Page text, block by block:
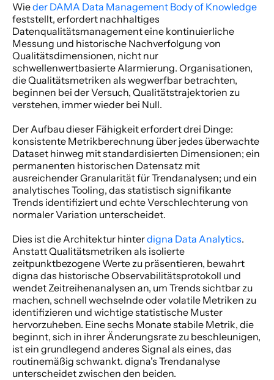
Wie der DAMA Data Management Body of Knowledge
feststellt, erfordert nachhaltiges
Datenqualitätsmanagement eine kontinuierliche
Messung und historische Nachverfolgung von
Qualitätsdimensionen, nicht nur
schwellenwertbasierte Alarmierung. Organisationen,
die Qualitätsmetriken als wegwerfbar betrachten,
beginnen bei der Versuch, Qualitätstrajektorien zu
verstehen, immer wieder bei Null.
Der Aufbau dieser Fähigkeit erfordert drei Dinge:
konsistente Metrikberechnung über jedes überwachte
Dataset hinweg mit standardisierten Dimensionen; ein
permanenten historischen Datensatz mit
ausreichender Granularität für Trendanalysen; und ein
analytisches Tooling, das statistisch signifikante
Trends identifiziert und echte Verschlechterung von
normaler Variation unterscheidet.
Dies ist die Architektur hinter digna Data Analytics.
Anstatt Qualitätsmetriken als isolierte
zeitpunktbezogene Werte zu präsentieren, bewahrt
digna das historische Observabilitätsprotokoll und
wendet Zeitreihenanalysen an, um Trends sichtbar zu
machen, schnell wechselnde oder volatile Metriken zu
identifizieren und wichtige statistische Muster
hervorzuheben. Eine sechs Monate stabile Metrik, die
beginnt, sich in ihrer Änderungsrate zu beschleunigen,
ist ein grundlegend anderes Signal als eines, das
routinemäßig schwankt. digna's Trendanalyse
unterscheidet zwischen den beiden.